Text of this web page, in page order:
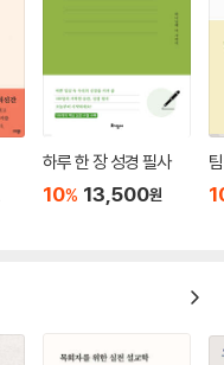
하루 한 장 성경 필사
10% 13,500원